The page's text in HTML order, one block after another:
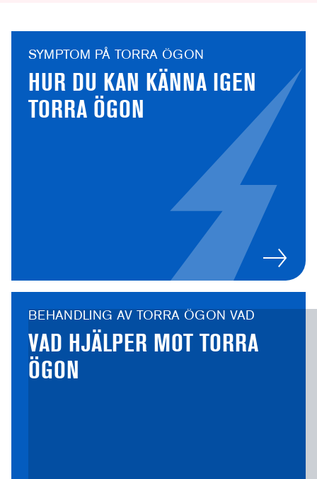
SYMPTOM PÅ TORRA ÖGON
HUR DU KAN KÄNNA IGEN
TORRA ÖGON
BEHANDLING AV TORRA ÖGON VAD
VAD HJÄLPER MOT TORRA
ÖGON